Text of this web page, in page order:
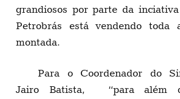
grandiosos por parte da
Petrobrás está vendendo toda
montada.
Para o Coordenador do
Jairo Batista, “para além